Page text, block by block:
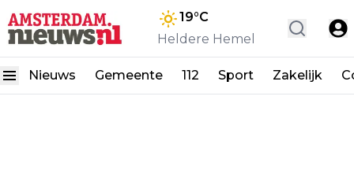
19°C
Heldere Hemel
Nieuws Gemeente 112 Sport Zakelijk